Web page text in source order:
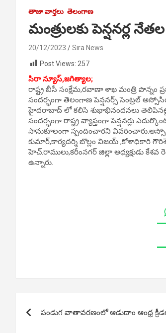
తాజా వార్తలు తెలంగాణ
మంత్రులకు పెన్షనర్ల
20/12/2023
Sira News
Post Views: 257
సిరా న్యూస్,జగిత్యాల;
రాష్ట్ర బీసీ సంక్షేమ,రవాణా శాఖ మంత్రి పొన్నం
సందర్భంగా తెలంగాణ పెన్షనర్స్ సెంట్రల్
హైదరాబాద్ లో కలిసి శుభాభినందనలు
సందర్భంగా రాష్ట్ర వ్యాప్తంగా పెన్షనర్లు
సానుకూలంగా స్పందించారని
కుమార్,కార్యదర్శి బొల్లం విజయ్ ,కోశాధికారి
హెచ్.రాములు,కరీంనగర్ జిల్లా అధ్యక్షుడు
ఉన్నారు.
navigation
పండుగ వాతావరణంలో ఆడుదాం ఆంధ్ర